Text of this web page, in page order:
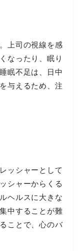
上司の視線を感
なったり、眠り
眠不足は、日中
与えるため、注
ッシャーとして
シャーからくる
ヘルスに大きな
中することが難
ことで、心のバ